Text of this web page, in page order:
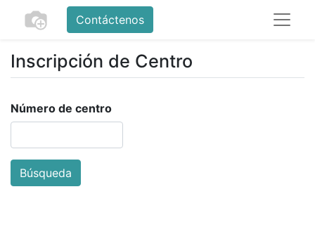
Contáctenos
Inscripción de Centro
Número de centro
Búsqueda